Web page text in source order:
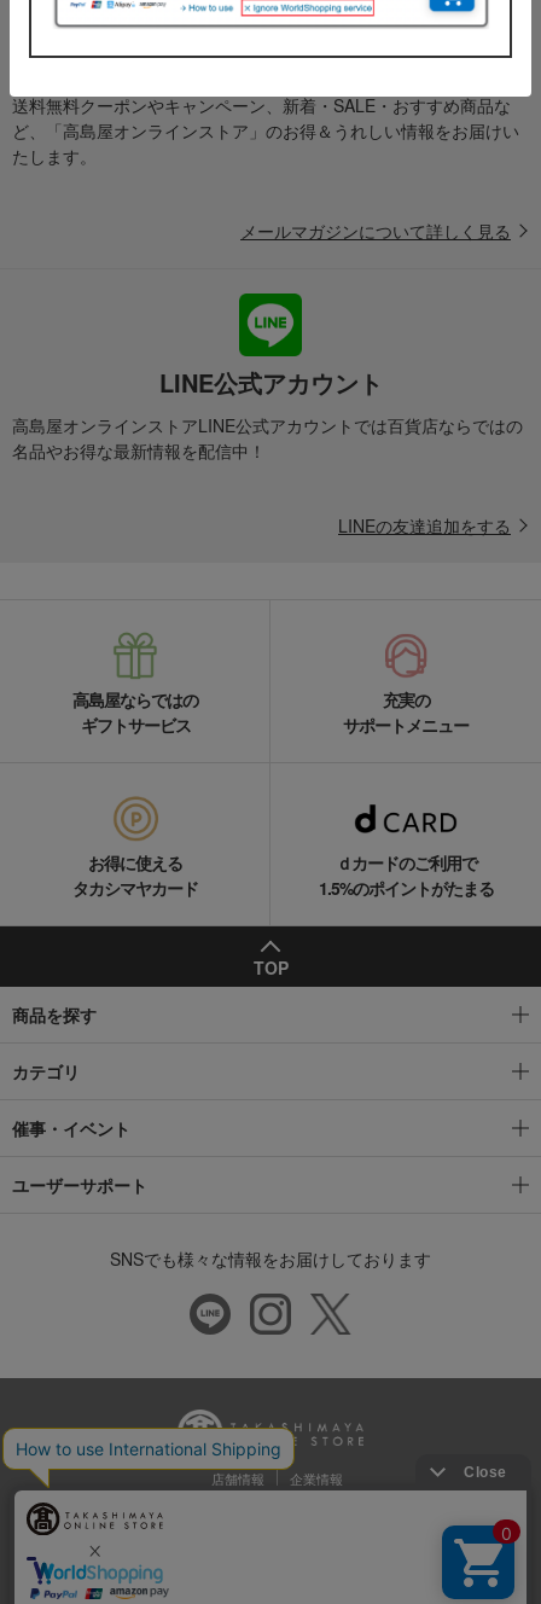
メールマガジン
送料無料クーポンやキャンペーン、新着・SALE・おすすめ商品な
ど、「高島屋オンラインストア」のお得＆うれしい情報をお届けい
たします。
メールマガジンについて詳しく見る
LINE公式アカウント
高島屋オンラインストアLINE公式アカウントでは百貨店ならではの
名品やお得な最新情報を配信中！
LINEの友達追加をする
高島屋ならではの
ギフトサービス
充実の
サポートメニュー
お得に使える
タカシマヤカード
ｄカードのご利用で
1.5%のポイントがたまる
TOP
商品を探す
カテゴリ
催事・イベント
ユーザーサポート
SNSでも様々な情報をお届けしております
店舗情報 企業情報
推奨環境 特定商取引法に基づく表示
プライバシーポリシー
Cookie等の第三者提供について
ウェブアクセシビリティ方針